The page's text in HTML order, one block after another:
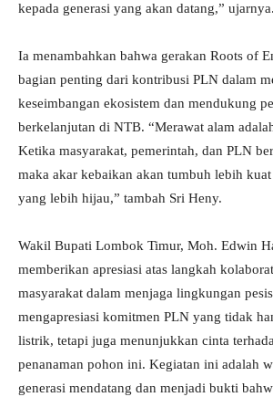
kepada generasi yang akan datang,” ujarnya.
Ia menambahkan bahwa gerakan Roots of
bagian penting dari kontribusi PLN dalam
keseimbangan ekosistem dan mendukung
berkelanjutan di NTB. “Merawat alam
Ketika masyarakat, pemerintah, dan PLN
maka akar kebaikan akan tumbuh lebih
yang lebih hijau,” tambah Sri Heny.
Wakil Bupati Lombok Timur, Moh. Edwin
memberikan apresiasi atas langkah
masyarakat dalam menjaga lingkungan
mengapresiasi komitmen PLN yang tidak
listrik, tetapi juga menunjukkan cinta
penanaman pohon ini. Kegiatan ini adalah
generasi mendatang dan menjadi bukti